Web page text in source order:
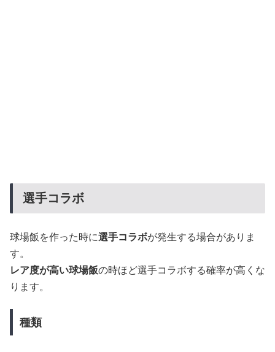
選手コラボ
球場飯を作った時に選手コラボが発生する場合がありま
す。
レア度が高い球場飯の時ほど選手コラボする確率が高くな
ります。
種類